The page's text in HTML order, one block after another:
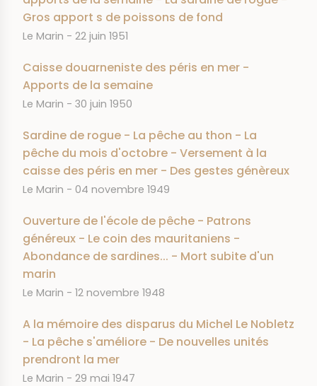
Gros apport s de poissons de fond
JOURNAL
Le Marin DATE
22 juin 1951
Caisse douarneniste des péris en mer -
Apports de la semaine
JOURNAL
Le Marin DATE
30 juin 1950
Sardine de rogue - La pêche au thon - La
pêche du mois d'octobre - Versement à la
caisse des péris en mer - Des gestes génèreux
JOURNAL
Le Marin DATE
04 novembre 1949
Ouverture de l'école de pêche - Patrons
généreux - Le coin des mauritaniens -
Abondance de sardines... - Mort subite d'un
marin
JOURNAL
Le Marin DATE
12 novembre 1948
A la mémoire des disparus du Michel Le Nobletz
- La pêche s'améliore - De nouvelles unités
prendront la mer
JOURNAL
Le Marin DATE
29 mai 1947